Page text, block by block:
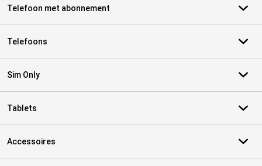
Telefoon met abonnement
Telefoons
Sim Only
Tablets
Accessoires